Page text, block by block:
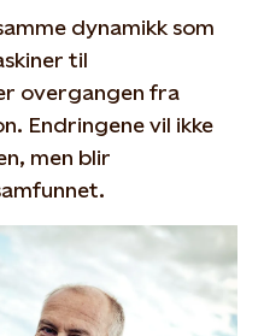
dynamikk som
til
overgangen fra
Endringene vil ikke
men blir